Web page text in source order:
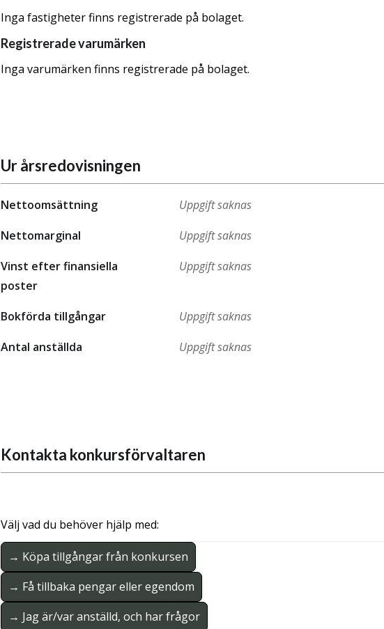
Inga fastigheter finns registrerade på bolaget.
Registrerade varumärken
Inga varumärken finns registrerade på bolaget.
Ur årsredovisningen
Nettoomsättning
Uppgift saknas
Nettomarginal
Uppgift saknas
Vinst efter finansiella
poster
Uppgift saknas
Bokförda tillgångar
Uppgift saknas
Antal anställda
Uppgift saknas
Kontakta konkursförvaltaren
Välj vad du behöver hjälp med:
→ Köpa tillgångar från konkursen
→ Få tillbaka pengar eller egendom
→ Jag är/var anställd, och har frågor